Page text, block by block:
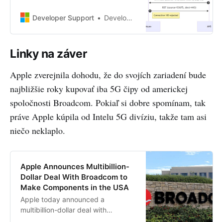
requests, rather than creating a
request, be it a connection of
accessing remote REST API
endpoint, or a backend database
help to improve the per…
Developer Support Developer Support
Linky na záver
Apple zverejnila dohodu, že do svojích zariadení bude
najbližšie roky kupovať iba 5G čipy od americkej
spoločnosti Broadcom. Pokiaľ si dobre spomínam, tak
práve Apple kúpila od Intelu 5G divíziu, takže tam asi
niečo neklaplo.
Apple Announces Multibillion-
Dollar Deal With Broadcom to
Make Components in the USA
Apple today announced a
multibillion-dollar deal with